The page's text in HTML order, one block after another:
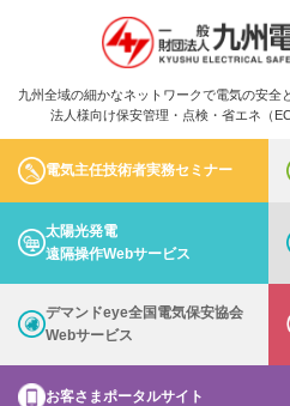
九州全域の細かなネットワークで電気の安全
法人様向け保安管理・点検・省エネ（
電気主任技術者実務セミナー
太陽光発電
遠隔操作Webサービス
デマンドeye全国電気保安協会
Webサービス
お客さまポータルサイト